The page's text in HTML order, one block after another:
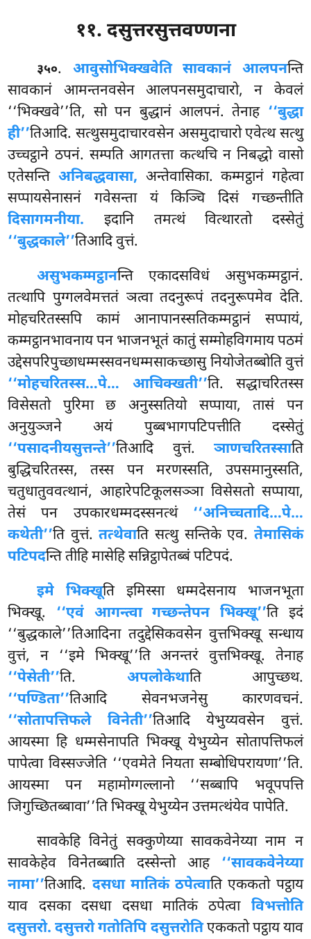
११. दसुत्तरसुत्तवण्णना
३५०. आवुसोभिक्खवेति सावकानं आलपनन्ति
सावकानं आमन्तनवसेन आलपनसमुदाचारो, न केवलं
‘‘भिक्खवे’’ति, सो पन बुद्धानं आलपनं. तेनाह ‘‘बुद्धा
ही’’तिआदि. सत्थुसमुदाचारवसेन असमुदाचारो एवेत्थ सत्थु
उच्चट्ठाने ठपनं. सम्पति आगतत्ता कत्थचि न निबद्धो वासो
एतेसन्ति अनिबद्धवासा, अन्तेवासिका. कम्मट्ठानं गहेत्वा
सप्पायसेनासनं गवेसन्ता यं किञ्चि दिसं गच्छन्तीति
दिसागमनीया. इदानि तमत्थं वित्थारतो दस्सेतुं
‘‘बुद्धकाले’’तिआदि वुत्तं.
असुभकम्मट्ठानन्ति एकादसविधं असुभकम्मट्ठानं.
तत्थापि पुग्गलवेमत्ततं ञत्वा तदनुरूपं तदनुरूपमेव देति.
मोहचरितस्सपि कामं आनापानस्सतिकम्मट्ठानं सप्पायं,
कम्मट्ठानभावनाय पन भाजनभूतं कातुं सम्मोहविगमाय पठमं
उद्देसपरिपुच्छाधम्मस्सवनधम्मसाकच्छासु नियोजेतब्बोति वुत्तं
‘‘मोहचरितस्स…पे… आचिक्खती’’ति. सद्धाचरितस्स
विसेसतो पुरिमा छ अनुस्सतियो सप्पाया, तासं पन
अनुयुञ्जने अयं पुब्बभागपटिपत्तीति दस्सेतुं
‘‘पसादनीयसुत्तन्ते’’तिआदि वुत्तं. ञाणचरितस्साति
बुद्धिचरितस्स, तस्स पन मरणस्सति, उपसमानुस्सति,
चतुधातुववत्थानं, आहारेपटिकूलसञ्ञा विसेसतो सप्पाया,
तेसं पन उपकारधम्मदस्सनत्थं ‘‘अनिच्चतादि…पे…
कथेती’’ति वुत्तं.तत्थेवाति सत्थु सन्तिके एव. तेमासिकं
पटिपदन्ति तीहि मासेहि सन्निट्ठापेतब्बं पटिपदं.
इमे भिक्खूति इमिस्सा धम्मदेसनाय भाजनभूता
भिक्खू. ‘‘एवं आगन्त्वा गच्छन्तेपन भिक्खू’’ति इदं
‘‘बुद्धकाले’’तिआदिना तदुद्देसिकवसेन वुत्तभिक्खू सन्धाय
वुत्तं, न ‘‘इमे भिक्खू’’ति अनन्तरं वुत्तभिक्खू. तेनाह
‘‘पेसेती’’ति. अपलोकेथाति आपुच्छथ.
‘‘पण्डिता’’तिआदि सेवनभजनेसु कारणवचनं.
‘‘सोतापत्तिफले विनेती’’तिआदि येभुय्यवसेन वुत्तं.
आयस्मा हि धम्मसेनापति भिक्खू येभुय्येन सोतापत्तिफलं
पापेत्वा विस्सज्जेति ‘‘एवमेते नियता सम्बोधिपरायणा’’ति.
आयस्मा पन महामोग्गल्लानो ‘‘सब्बापि भवूपपत्ति
जिगुच्छितब्बावा’’ति भिक्खू येभुय्येन उत्तमत्थंयेव पापेति.
सावकेहिविनेतुं सक्कुणेय्या सावकवेनेय्या नाम न
सावकेहेव विनेतब्बाति दस्सेन्तो आह ‘‘सावकवेनेय्या
नामा’’तिआदि. दसधा मातिकं ठपेत्वाति एककतो पट्ठाय
याव दसका दसधा दसधा मातिकं ठपेत्वा विभत्तोति
दसुत्तरो. दसुत्तरो गतोतिपि दसुत्तरोतिएककतो पट्ठाय याव